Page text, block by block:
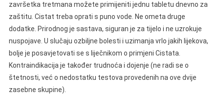
završetka tretmana možete primijeniti jednu tabletu dnevno za
zaštitu. Cistat treba oprati s puno vode. Ne ometa druge
dodatke. Prirodnog je sastava, siguran je za tijelo i ne uzrokuje
nuspojave. U slučaju ozbiljne bolesti i uzimanja vrlo jakih lijekova,
bolje je posavjetovati se s liječnikom o primjeni Cistata.
Kontraindikacija je također trudnoća i dojenje (ne radi se o
štetnosti, već o nedostatku testova provedenih na ove dvije
zasebne skupine).